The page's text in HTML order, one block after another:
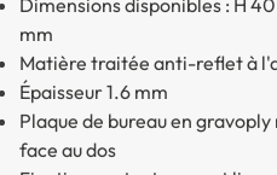
mm
Matière traitée anti-reflet à
Épaisseur 1.6 mm
Plaque de bureau en
face au dos